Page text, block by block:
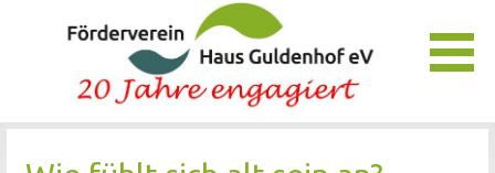
Unser Verein bietet Interessierten viele Möglichkeiten, das
Pflegezentrum Haus Guldenhof zu unterstützen und zu